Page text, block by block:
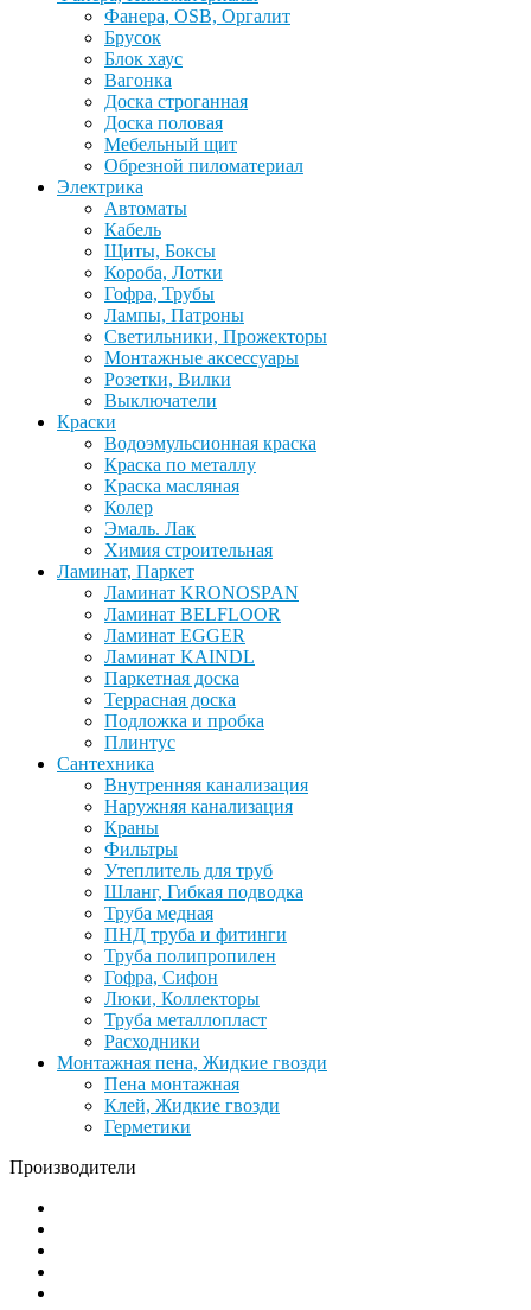
Фанера, OSB, Оргалит
Брусок
Блок хаус
Вагонка
Доска строганная
Доска половая
Мебельный щит
Обрезной пиломатериал
Электрика
Автоматы
Кабель
Щиты, Боксы
Короба, Лотки
Гофра, Трубы
Лампы, Патроны
Светильники, Прожекторы
Монтажные аксессуары
Розетки, Вилки
Выключатели
Краски
Водоэмульсионная краска
Краска по металлу
Краска масляная
Колер
Эмаль. Лак
Химия строительная
Ламинат, Паркет
Ламинат KRONOSPAN
Ламинат BELFLOOR
Ламинат EGGER
Ламинат KAINDL
Паркетная доска
Террасная доска
Подложка и пробка
Плинтус
Сантехника
Внутренняя канализация
Наружняя канализация
Краны
Фильтры
Утеплитель для труб
Шланг, Гибкая подводка
Труба медная
ПНД труба и фитинги
Труба полипропилен
Гофра, Сифон
Люки, Коллекторы
Труба металлопласт
Расходники
Монтажная пена, Жидкие гвозди
Пена монтажная
Клей, Жидкие гвозди
Герметики
Производители